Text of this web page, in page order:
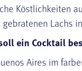
Köstlichkeiten
gebratenen Lachs
ein Cocktail
Aires im